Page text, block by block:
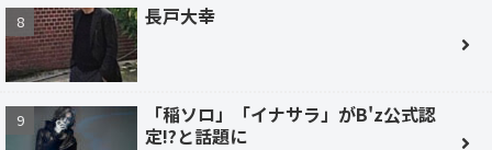
長戸大幸
「稲ソロ」「イナサラ」がB'z公式認
定!?と話題に